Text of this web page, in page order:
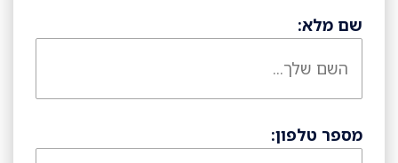
שם מלא:
מספר טלפון: